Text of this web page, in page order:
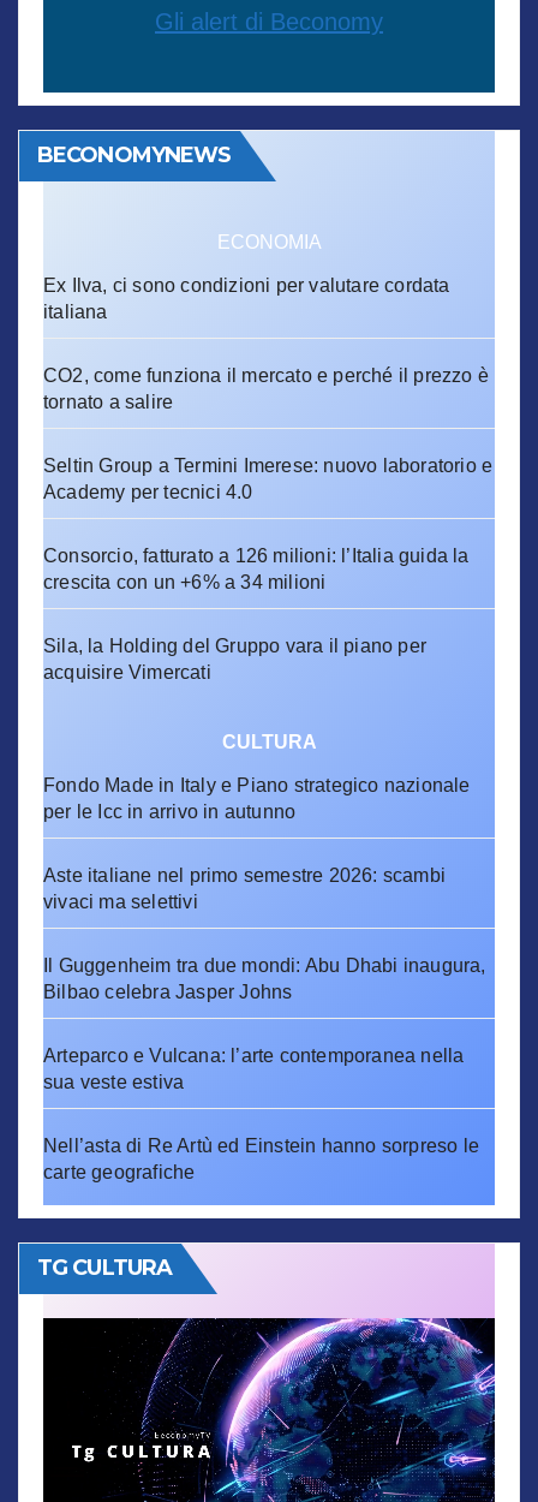
Gli alert di Beconomy
BECONOMYNEWS
ECONOMIA
Ex Ilva, ci sono condizioni per valutare cordata
italiana
CO2, come funziona il mercato e perché il prezzo è
tornato a salire
Seltin Group a Termini Imerese: nuovo laboratorio e
Academy per tecnici 4.0
Consorcio, fatturato a 126 milioni: l’Italia guida la
crescita con un +6% a 34 milioni
Sila, la Holding del Gruppo vara il piano per
acquisire Vimercati
CULTURA
Fondo Made in Italy e Piano strategico nazionale
per le Icc in arrivo in autunno
Aste italiane nel primo semestre 2026: scambi
vivaci ma selettivi
Il Guggenheim tra due mondi: Abu Dhabi inaugura,
Bilbao celebra Jasper Johns
Arteparco e Vulcana: l’arte contemporanea nella
sua veste estiva
Nell’asta di Re Artù ed Einstein hanno sorpreso le
carte geografiche
TG CULTURA